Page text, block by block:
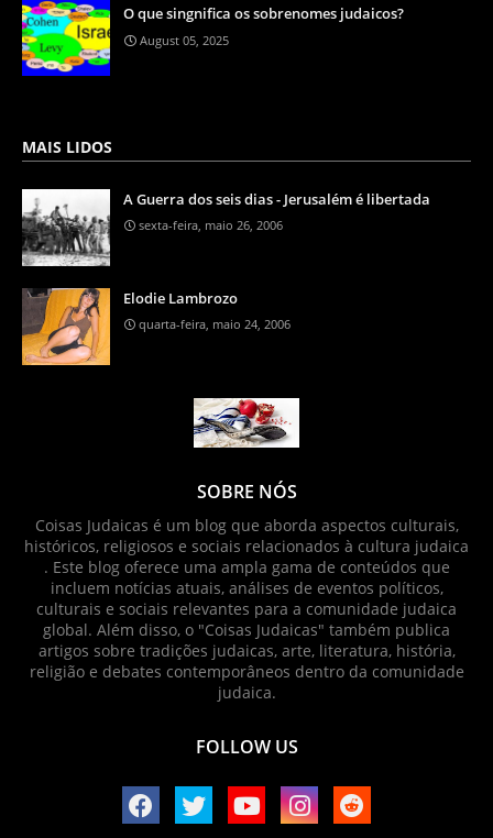
O que singnifica os sobrenomes judaicos?
August 05, 2025
MAIS LIDOS
A Guerra dos seis dias - Jerusalém é libertada
sexta-feira, maio 26, 2006
Elodie Lambrozo
quarta-feira, maio 24, 2006
SOBRE NÓS
Coisas Judaicas é um blog que aborda aspectos culturais,
históricos, religiosos e sociais relacionados à cultura judaica
. Este blog oferece uma ampla gama de conteúdos que
incluem notícias atuais, análises de eventos políticos,
culturais e sociais relevantes para a comunidade judaica
global. Além disso, o "Coisas Judaicas" também publica
artigos sobre tradições judaicas, arte, literatura, história,
religião e debates contemporâneos dentro da comunidade
judaica.
FOLLOW US